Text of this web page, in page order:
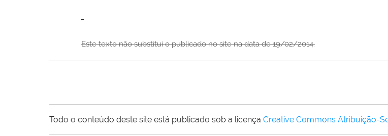
Este texto não substitui o publicado no site na data de 19/02/2014.
Todo o conteúdo deste site está publicado sob a licença Creative Commons Atribuição-